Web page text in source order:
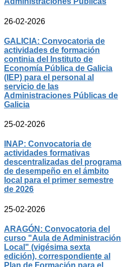
26-02-2026
GALICIA: Convocatoria de
actividades de formación
continia del Instituto de
Economía Pública de Galicia
(IEP) para el personal al
servicio de las
Administraciones Públicas de
Galicia
25-02-2026
INAP: Convocatoria de
actividades formativas
descentralizadas del programa
de desempeño en el ámbito
local para el primer semestre
de 2026
25-02-2026
ARAGÓN: Convocatoria del
curso "Aula de Administración
Local" (vigésima sexta
edición), correspondiente al
Plan de Formación para el